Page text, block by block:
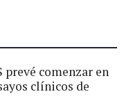
prevé comenzar en
clínicos de